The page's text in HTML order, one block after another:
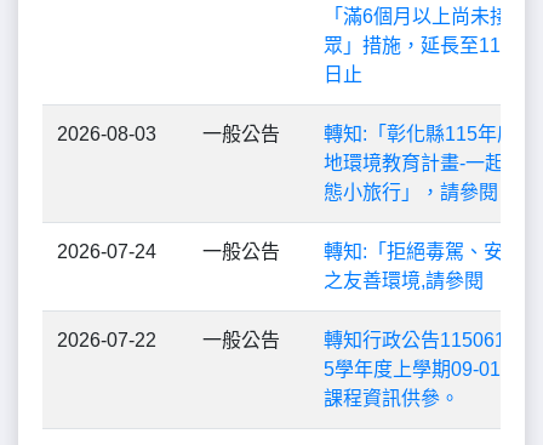
「滿6個月以上尚未接種
眾」措施，延長至115年
日止
2026-08-03 一般公告
轉知:「彰化縣115年度福
地環境教育計畫-一起趣
態小旅行」，請參閱
2026-07-24 一般公告
轉知:「拒絕毒駕、安全
之友善環境,請參閱
2026-07-22 一般公告
轉知行政公告11506123
5學年度上學期09-01月
課程資訊供參。